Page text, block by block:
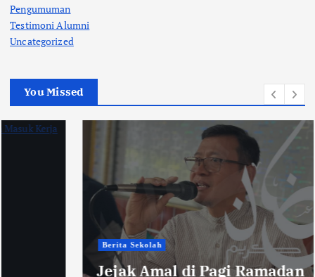
Pengumuman
Testimoni Alumni
Uncategorized
You Missed
Jejak Amal di Pagi Ramadan